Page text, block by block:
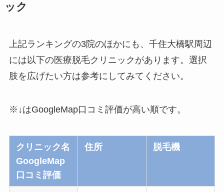
ック
上記ランキングの3院のほかにも、千住大橋駅周辺
には以下の医療脱毛クリニックがあります。選択
肢を広げたい方は参考にしてみてください。
※↓はGoogleMap口コミ評価が高い順です。
クリニック名
GoogleMap
口コミ評価
住所 脱毛機